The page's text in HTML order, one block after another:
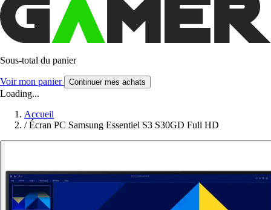
Sous-total du panier
Voir mon panier Continuer mes achats
Loading...
Accueil
/ Écran PC Samsung Essentiel S3 S30GD Full HD